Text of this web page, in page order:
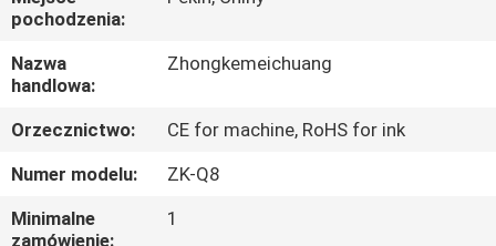
NAS
WYCIECZKA
PO
FABRYCE
pochodzenia:
Nazwa
handlowa:
Zhongkemeichuang
Orzecznictwo:
CE for machine, RoHS for ink
Numer modelu:
ZK-Q8
Minimalne
zamówienie:
1